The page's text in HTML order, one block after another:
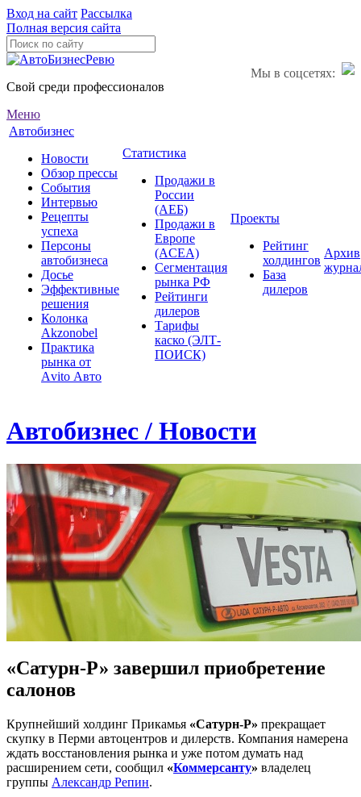
Вход на сайт Рассылка
Полная версия сайта
Мы в соцсетях:
Свой среди профессионалов
Меню
Автобизнес
Новости
Обзор прессы
События
Интервью
Рецепты
успеха
Персоны
автобизнеса
Досье
Эффективные
решения
Колонка
Akzonobel
Практика
рынка от
Аvito Авто
Статистика
Продажи в
России
(АЕБ)
Продажи в
Европе
(ACEA)
Сегментация
рынка РФ
Рейтинги
дилеров
Тарифы
каско (ЭЛТ-
ПОИСК)
Проекты
Рейтинг
холдингов
База
дилеров
Архив
Автобизнес / Новости
«Сатурн-Р» завершил приобретение
салонов
Крупнейший холдинг Прикамья «Сатурн-Р» прекращает
скупку в Перми автоцентров и дилерств. Компания намерена
ждать восстановления рынка и уже потом думать над
расширением сети, сообщил «Коммерсанту» владелец
группы Александр Репин.